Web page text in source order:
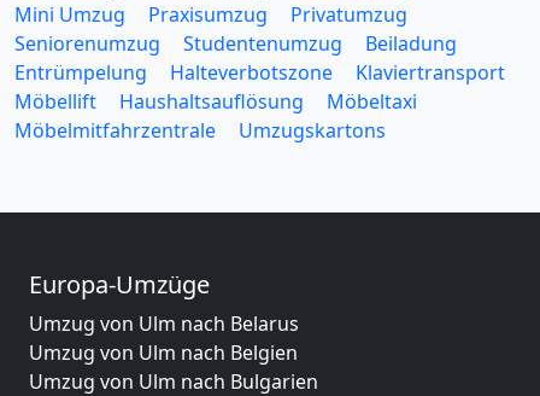
Mini Umzug
Praxisumzug
Privatumzug
Seniorenumzug
Studentenumzug
Beiladung
Entrümpelung
Halteverbotszone
Klaviertransport
Möbellift
Haushaltsauflösung
Möbeltaxi
Möbelmitfahrzentrale
Umzugskartons
Europa-Umzüge
Umzug von Ulm nach Belarus
Umzug von Ulm nach Belgien
Umzug von Ulm nach Bulgarien